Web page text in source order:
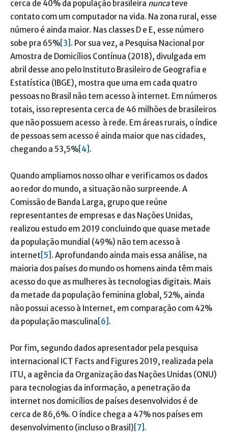
cerca de 40% da população brasileira nuncateve
contato com um computador na vida. Na zona rural, esse
número é ainda maior. Nas classes D e E, esse número
sobe pra 65%[3] . Por sua vez, a Pesquisa Nacional por
Amostra de Domicílios Contínua (2018), divulgada em
abril desse ano pelo Instituto Brasileiro de Geografia e
Estatística (IBGE), mostra que uma em cada quatro
pessoas no Brasil não tem acesso à internet. Em números
totais, isso representa cerca de 46 milhões de brasileiros
que não possuem acesso à rede. Em áreas rurais, o índice
de pessoas sem acesso é ainda maior que nas cidades,
chegando a 53,5%[4] .
Quando ampliamos nosso olhar e verificamos os dados
ao redor do mundo, a situação não surpreende. A
Comissão de Banda Larga, grupo que reúne
representantes de empresas e das Nações Unidas,
realizou estudo em 2019 concluindo que quase metade
da população mundial (49%) não tem acesso à
internet [5] . Aprofundando ainda mais essa análise, na
maioria dos países do mundo os homens ainda têm mais
acesso do que as mulheres às tecnologias digitais. Mais
da metade da população feminina global, 52%, ainda
não possui acesso à Internet, em comparação com 42%
da população masculina [6] .
Por fim, segundo dados apresentador pela pesquisa
internacional ICT Facts and Figures 2019, realizada pela
ITU, a agência da Organização das Nações Unidas (ONU)
para tecnologias da informação, a penetração da
internet nos domicílios de países desenvolvidos é de
cerca de 86,6%. O índice chega a 47% nos países em
desenvolvimento (incluso o Brasil) [7] .